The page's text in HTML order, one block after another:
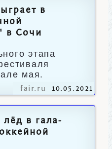
в
в Сочи
этапа
мая.
fair.ru 10.05.2021
в гала-